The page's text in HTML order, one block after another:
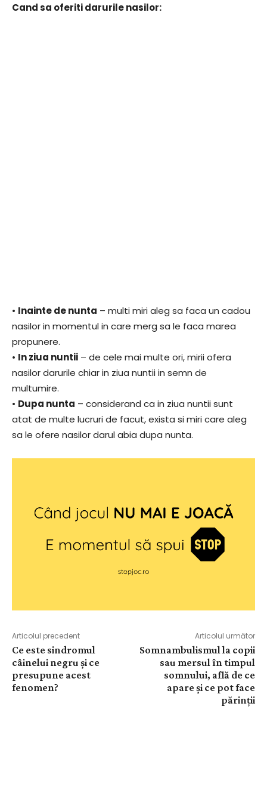
Cand sa oferiti darurile nasilor:
• Inainte de nunta – multi miri aleg sa faca un cadou
nasilor in momentul in care merg sa le faca marea
propunere.
• In ziua nuntii – de cele mai multe ori, mirii ofera
nasilor darurile chiar in ziua nuntii in semn de
multumire.
• Dupa nunta – considerand ca in ziua nuntii sunt
atat de multe lucruri de facut, exista si miri care aleg
sa le ofere nasilor darul abia dupa nunta.
Articolul precedent
Ce este sindromul
câinelui negru și ce
presupune acest
fenomen?
Articolul următor
Somnambulismul la copii
sau mersul în timpul
somnului, află de ce
apare și ce pot face
părinții